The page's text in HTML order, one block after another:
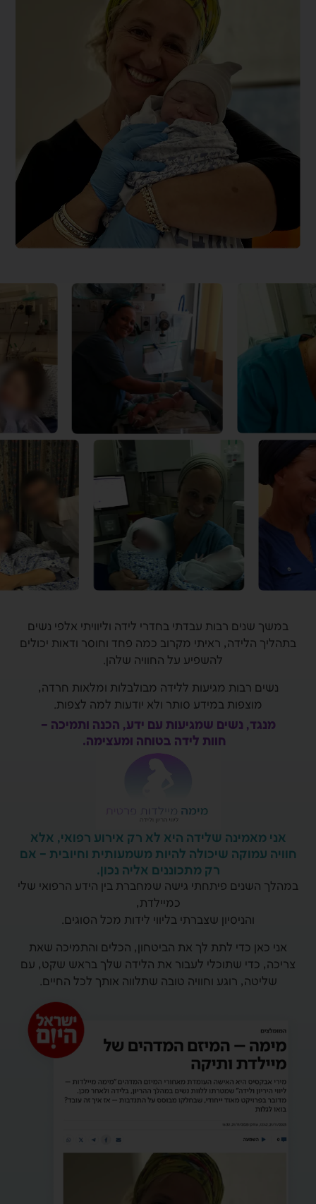
במשך שנים רבות עבדתי בחדרי לידה וליוויתי אלפי נשים
בתהליך הלידה, ראיתי מקרוב כמה פחד וחוסר ודאות יכולים
להשפיע על החוויה שלהן.
נשים רבות מגיעות ללידה מבולבלות ומלאות חרדה,
מוצפות במידע סותר ולא יודעות למה לצפות.
מנגד, נשים שמגיעות עם ידע, הכנה ותמיכה –
חוות לידה בטוחה ומעצימה.
אני מאמינה שלידה היא לא רק אירוע רפואי, אלא
חוויה עמוקה שיכולה להיות משמעותית וחיובית – אם
רק מתכוננים אליה נכון.
במהלך השנים פיתחתי גישה שמחברת בין הידע הרפואי שלי
כמיילדת,
והניסיון שצברתי בליווי לידות מכל הסוגים.
אני כאן כדי לתת לך את הביטחון, הכלים והתמיכה שאת
צריכה, כדי שתוכלי לעבור את הלידה שלך בראש שקט, עם
שליטה, רוגע וחוויה טובה שתלווה אותך לכל החיים.